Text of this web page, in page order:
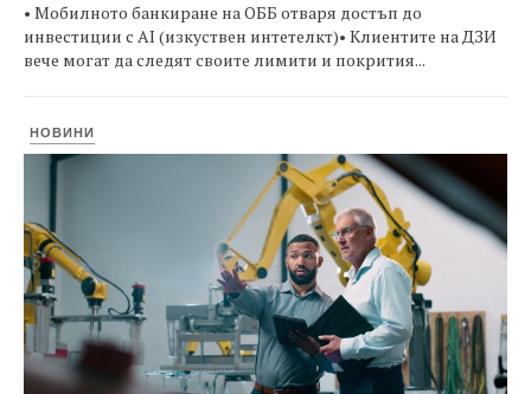
• Мобилното банкиране на ОББ отваря достъп до
инвестиции с AI (изкуствен интетелкт)• Клиентите на ДЗИ
вече могат да следят своите лимити и покрития...
НОВИНИ